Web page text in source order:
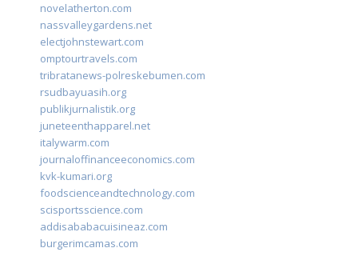
novelatherton.com
nassvalleygardens.net
electjohnstewart.com
omptourtravels.com
tribratanews-polreskebumen.com
rsudbayuasih.org
publikjurnalistik.org
juneteenthapparel.net
italywarm.com
journaloffinanceeconomics.com
kvk-kumari.org
foodscienceandtechnology.com
scisportsscience.com
addisababacuisineaz.com
burgerimcamas.com